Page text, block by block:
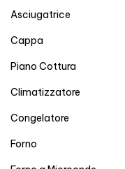
Asciugatrice
Cappa
Piano Cottura
Climatizzatore
Congelatore
Forno